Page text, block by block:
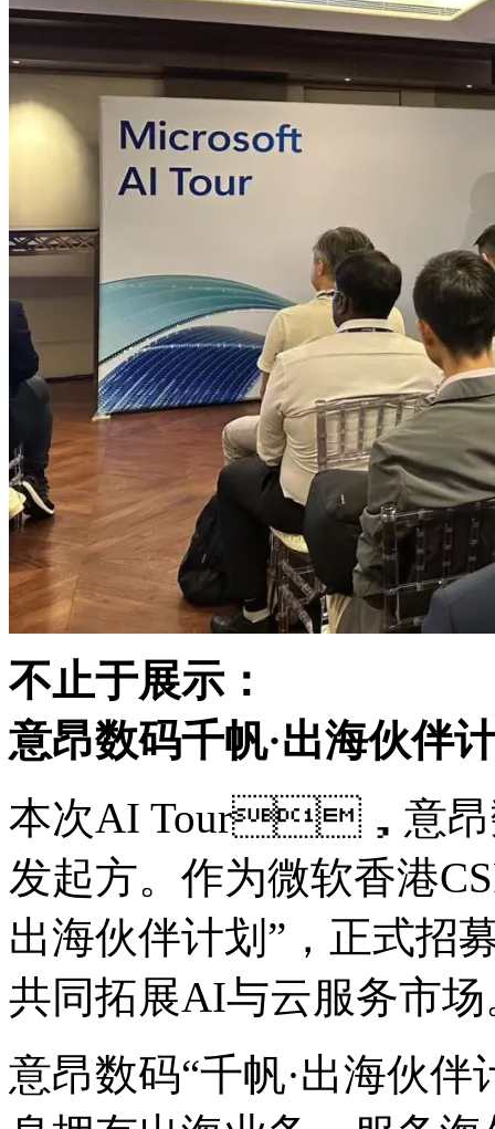
不止于展示：
意昂数码千帆·出海伙伴
本次AI Tour，意昂数
发起方。作为微软香港
出海伙伴计划”，正式招
共同拓展AI与云服务市场
意昂数码“千帆·出海伙伴